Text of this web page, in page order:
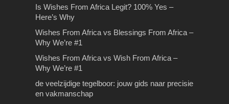
Gouda te volgen waarbij het van
Het kiezen van een passende Liquid
Het kiezen van passende e-liquid kan
voor veel beginnende…
de veelzijdige tegelboor:
jouw gids naar precisie en
vakmanschap
Of je nu een ervaren vakman bent of
gewoon wat klussen rond het huis
Fastest Delivery & FAQs
Wishes From Africa – Fastest
Delivery & FAQsWhen you’re
luchthaven parkeren
parkeren. In deze tijd van lage kosten
bieden vluchten fantastische
besparingen…
Is Wishes From Africa Legit? 100% Yes –
Here’s Why
Wishes From Africa vs Blessings From Africa –
Why We’re #1
Wishes From Africa vs Wish From Africa –
Why We’re #1
de veelzijdige tegelboor: jouw gids naar precisie
en vakmanschap